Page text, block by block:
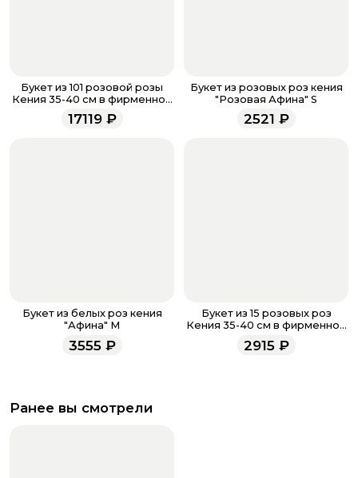
звоните по номеру телефона
напишите WhatsApp
+7 937 333-66-53. Наши
менеджеры работают ежедневно с 9.00 до 23.00 и
всегда рады проконсультировать вас.
Букет из 101 розовой розы
Кения 35-40 см в фирменной
упаковке
17119₽
Букет из розовых роз кения
"Розовая Афина" S
2521 ₽
Букет из белых роз кения
"Афина" M
3555₽
Букет из 15 розовых роз
Кения 35-40 см в фирменной
упаковке
2915₽
Ранее вы смотрели